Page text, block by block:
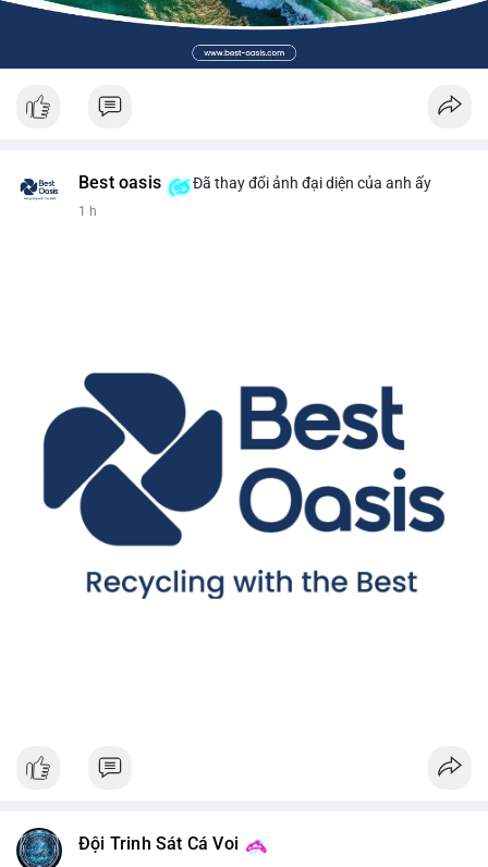
Best oasis Đã thay đổi ảnh đại diện của anh ấy
1 h
Đội Trinh Sát Cá Voi